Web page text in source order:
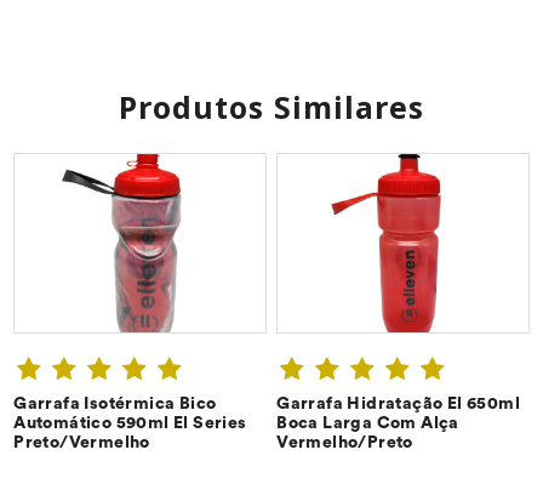
Produtos Similares
CONFIRA ➔
Garrafa Isotérmica Bico
Automático 590ml El Series
Preto/Vermelho
CONFIRA ➔
Garrafa Hidratação El 650ml
Boca Larga Com Alça
Vermelho/Preto